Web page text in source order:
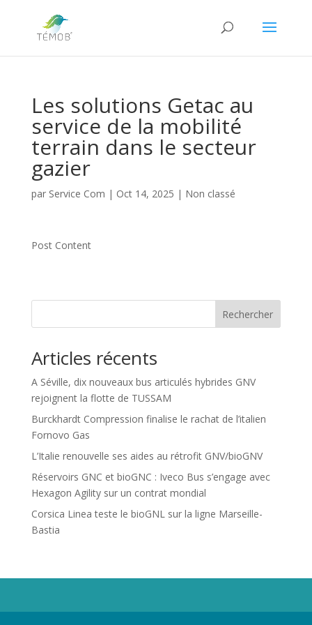
Les solutions Getac au
service de la mobilité
terrain dans le secteur
gazier
par Service Com | Oct 14, 2025 | Non classé
Post Content
Rechercher
Articles récents
A Séville, dix nouveaux bus articulés hybrides GNV
rejoignent la flotte de TUSSAM
Burckhardt Compression finalise le rachat de l’italien
Fornovo Gas
L’Italie renouvelle ses aides au rétrofit GNV/bioGNV
Réservoirs GNC et bioGNC : Iveco Bus s’engage avec
Hexagon Agility sur un contrat mondial
Corsica Linea teste le bioGNL sur la ligne Marseille-
Bastia
Propriété de Territoire d'Energie Lot-et-Garonne. Voir